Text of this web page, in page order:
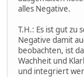
alles Negative.
T.H.: Es ist gut zu
Negative damit
beobachten, ist
Wachheit und
und integriert